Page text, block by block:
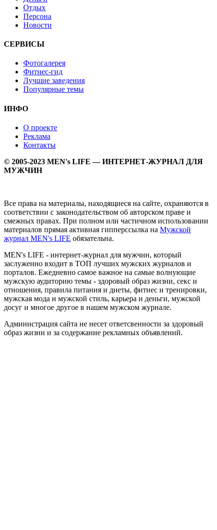
Отдых
Персона
Новости
СЕРВИСЫ
Фотогалерея
Фитнес-гид
Лучшие заведения
Популярные темы
ИНФО
О проекте
Реклама
Контакты
© 2005-2023 MEN's LIFE — ИНТЕРНЕТ-ЖУРНАЛ ДЛЯ
МУЖЧИН
Все права на материалы, находящиеся на сайте, охраняются в
соответствии с законодательством об авторском праве и
смежных правах. При полном или частичном использовании
материалов прямая активная гипперссылка на Мужской
журнал MEN's LIFE обязательна.
MEN's LIFE - интернет-журнал для мужчин, который
заслуженно входит в ТОП лучших мужских журналов и
порталов. Ежедневно самое важное на самые волнующие
мужскую аудиторию темы - здоровый образ жизни, секс и
отношения, правила питания и диеты, фитнес и тренировки,
мужская мода и мужской стиль, карьера и деньги, мужской
досуг и многое другое в нашем мужском журнале.
Администрация сайта не несет ответсвенности за здоровый
образ жизни и за содержание рекламных объявлений.